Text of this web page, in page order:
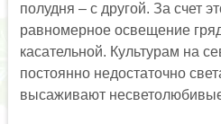
полудня – с другой. За счет
равномерное освещение
касательной. Культурам на
постоянно недостаточно
высаживают